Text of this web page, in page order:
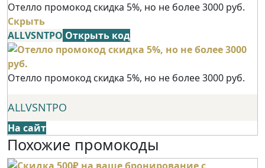
Отелло промокод скидка 5%, но не более 3000 руб.
Скрыть
ALLVSNTPO Открыть код
Отелло промокод скидка 5%, но не более 3000 руб.
ALLVSNTPO
На сайт
Похожие промокоды